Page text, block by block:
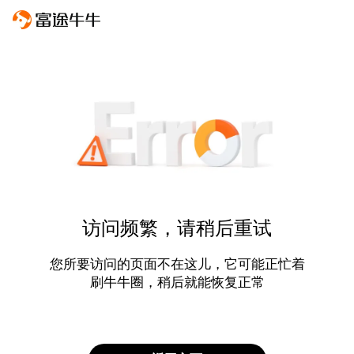
访问频繁，请稍后重试
您所要访问的页面不在这儿，它可能正忙着
刷牛牛圈，稍后就能恢复正常